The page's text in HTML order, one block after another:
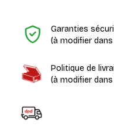
Garanties
(à modifier
Politique de
(à modifier